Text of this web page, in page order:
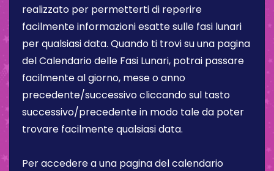
realizzato per permetterti di reperire
facilmente informazioni esatte sulle fasi lunari
per qualsiasi data. Quando ti trovi su una pagina
del Calendario delle Fasi Lunari, potrai passare
facilmente al giorno, mese o anno
precedente/successivo cliccando sul tasto
successivo/precedente in modo tale da poter
trovare facilmente qualsiasi data.
Per accedere a una pagina del calendario